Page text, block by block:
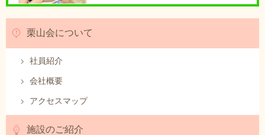
栗山会について
社員紹介
会社概要
アクセスマップ
施設のご紹介